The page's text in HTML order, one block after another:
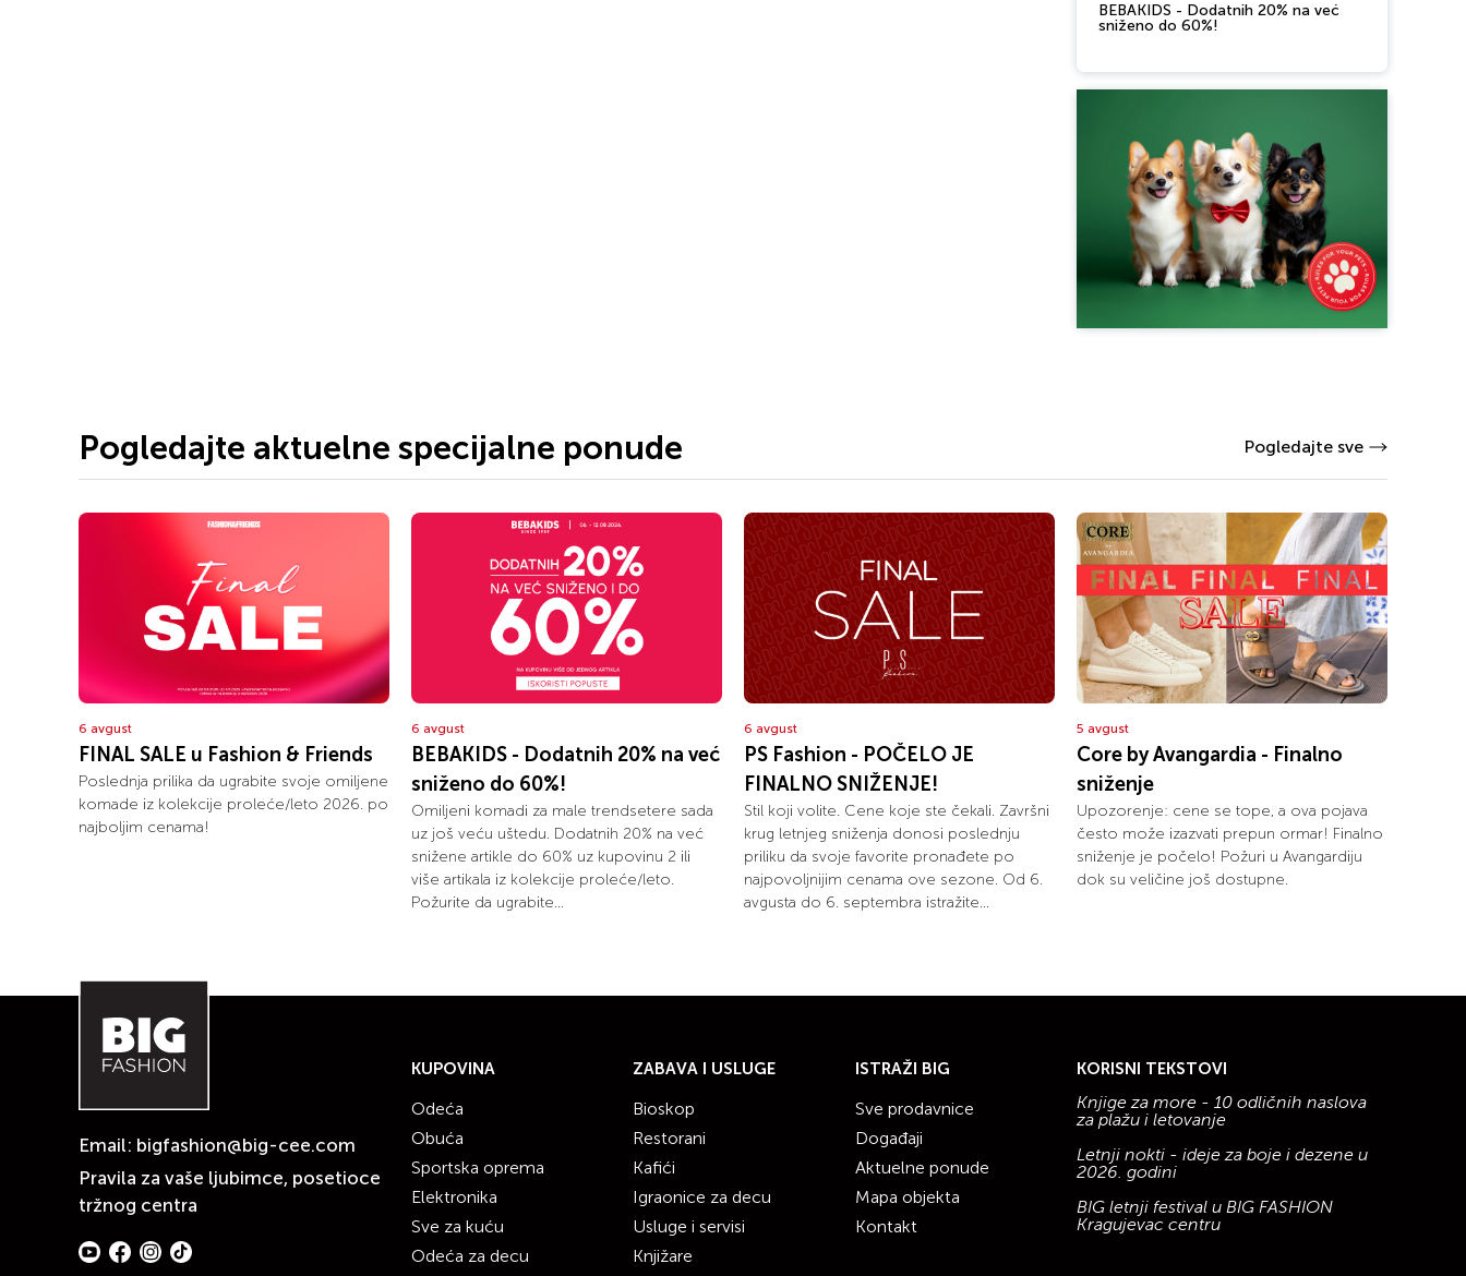
BEBAKIDS - Dodatnih 20% na već
sniženo do 60%!
Pogledajte aktuelne specijalne ponude Pogledajte sve
6 avgust
FINAL SALE u Fashion & Friends
Poslednja prilika da ugrabite svoje omiljene
komade iz kolekcije proleće/leto 2026. po
najboljim cenama!
6 avgust
BEBAKIDS - Dodatnih 20% na već
sniženo do 60%!
Omiljeni komadi za male trendsetere sada
uz još veću uštedu. Dodatnih 20% na već
snižene artikle do 60% uz kupovinu 2 ili
više artikala iz kolekcije proleće/leto.
Požurite da ugrabite...
6 avgust
PS Fashion - POČELO JE
FINALNO SNIŽENJE!
Stil koji volite. Cene koje ste čekali. Završni
krug letnjeg sniženja donosi poslednju
priliku da svoje favorite pronađete po
najpovoljnijim cenama ove sezone. Od 6.
avgusta do 6. septembra istražite...
5 avgust
Core by Avangardia - Finalno
sniženje
Upozorenje: cene se tope, a ova pojava
često može izazvati prepun ormar! Finalno
sniženje je počelo! Požuri u Avangardiju
dok su veličine još dostupne.
Email: bigfashion@big-cee.com
Pravila za vaše ljubimce, posetioce
tržnog centra
KUPOVINA
Odeća
Obuća
Sportska oprema
Elektronika
Sve za kuću
Odeća za decu
ZABAVA I USLUGE
Bioskop
Restorani
Kafići
Igraonice za decu
Usluge i servisi
Knjižare
ISTRAŽI BIG
Sve prodavnice
Događaji
Aktuelne ponude
Mapa objekta
Kontakt
KORISNI TEKSTOVI
Knjige za more - 10 odličnih naslova
za plažu i letovanje
Letnji nokti - ideje za boje i dezene u
2026. godini
BIG letnji festival u BIG FASHION
Kragujevac centru